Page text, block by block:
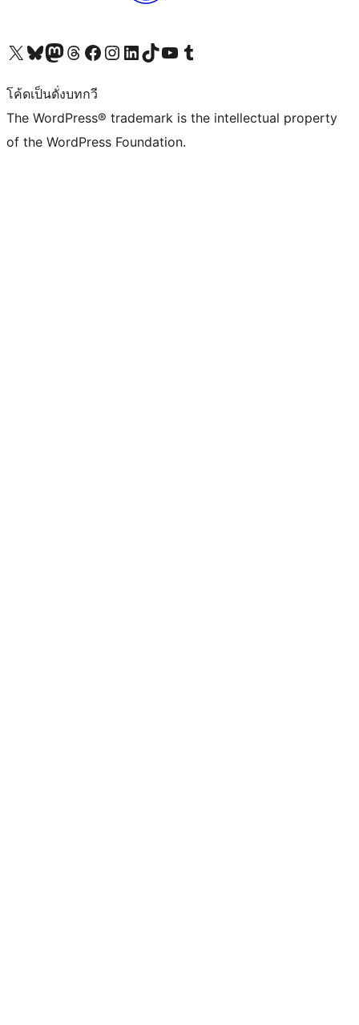
Visit our X (formerly Twitter) account
Visit our Bluesky account
Visit our Mastodon account
Visit our Threads account
Visit our Facebook page
Visit our Instagram account
Visit our LinkedIn account
Visit our TikTok account
Visit our YouTube channel
Visit our Tumblr account
โค้ดเป็นดั่งบทกวี
The WordPress® trademark is the intellectual property
of the WordPress Foundation.